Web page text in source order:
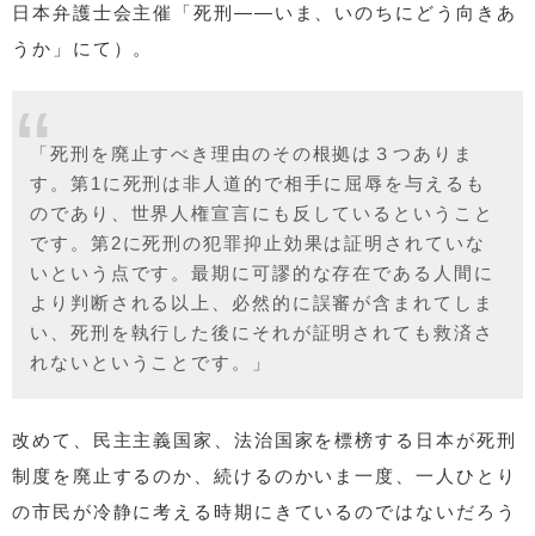
日本弁護士会主催「死刑――いま、いのちにどう向きあ
うか」にて）。
「死刑を廃止すべき理由のその根拠は３つありま
す。第1に死刑は非人道的で相手に屈辱を与えるも
のであり、世界人権宣言にも反しているということ
です。第2に死刑の犯罪抑止効果は証明されていな
いという点です。最期に可謬的な存在である人間に
より判断される以上、必然的に誤審が含まれてしま
い、死刑を執行した後にそれが証明されても救済さ
れないということです。」
改めて、民主主義国家、法治国家を標榜する日本が死刑
制度を廃止するのか、続けるのかいま一度、一人ひとり
の市民が冷静に考える時期にきているのではないだろう